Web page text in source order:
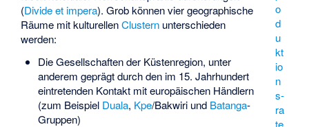
o
d
u
kt
io
n
s­
ra
te
(Divide et impera). Grob können vier geographische
Räume mit kulturellenClustern unterschieden
werden:
Die Gesellschaften der Küstenregion, unter
anderem geprägt durch den im 15. Jahrhundert
eintretenden Kontakt mit europäischen Händlern
(zum Beispiel Duala, Kpe/Bakwiri und Batanga-
Gruppen)